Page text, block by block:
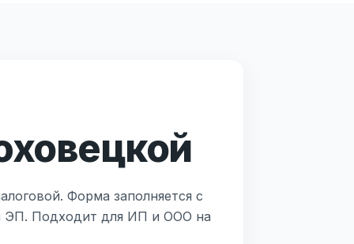
Форма заполняется с
ЭП. Подходит для ИП и ООО на